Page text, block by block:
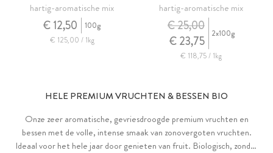
hartig-aromatische mix
€ 12,50
100g
€ 125,00 / 1kg
hartig-aromatische mix
€ 23,75
€ 25,00 2x100g
€ 118,75 / 1kg
HELE PREMIUM VRUCHTEN & BESSEN BIO
Onze zeer aromatische, gevriesdroogde premium vruchten en
bessen met de volle, intense smaak van zonovergoten vruchten.
Ideaal voor het hele jaar door genieten van fruit. Biologisch, zonder